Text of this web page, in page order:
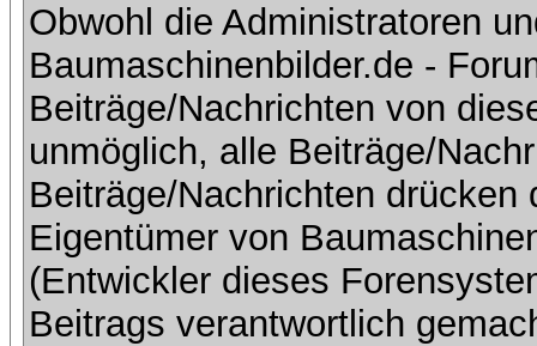
Obwohl die Administratoren
Baumaschinenbilder.de -
Beiträge/Nachrichten von
unmöglich, alle Beiträge/
Beiträge/Nachrichten
Eigentümer von
(Entwickler dieses
Beitrags verantwortlich